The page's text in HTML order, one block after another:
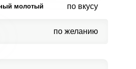
молотый по вкусу
по желанию